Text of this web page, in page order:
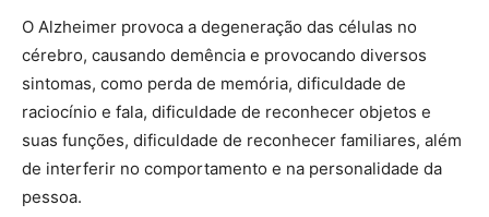
O Alzheimer provoca a degeneração das células no
cérebro, causando demência e provocando diversos
sintomas, como perda de memória, dificuldade de
raciocínio e fala, dificuldade de reconhecer objetos e
suas funções, dificuldade de reconhecer familiares, além
de interferir no comportamento e na personalidade da
pessoa.